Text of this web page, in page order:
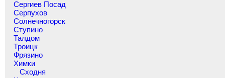
Сергиев Посад
Серпухов
Солнечногорск
Ступино
Талдом
Троицк
Фрязино
Химки
Сходня